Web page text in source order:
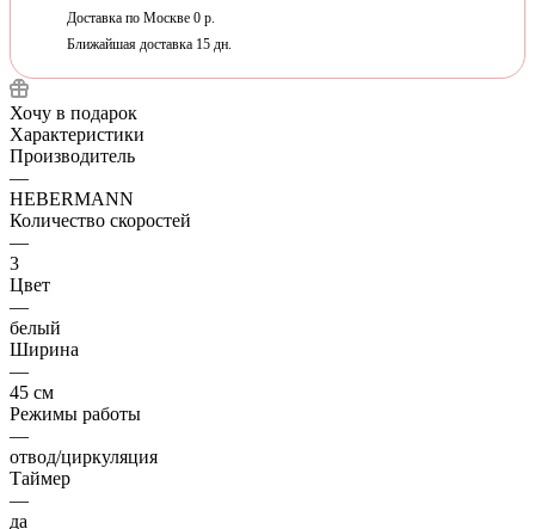
Доставка по Москве 0 р.
Ближайшая доставка 15 дн.
Хочу в подарок
Характеристики
Производитель
—
HEBERMANN
Количество скоростей
—
3
Цвет
—
белый
Ширина
—
45 см
Режимы работы
—
отвод/циркуляция
Таймер
—
да